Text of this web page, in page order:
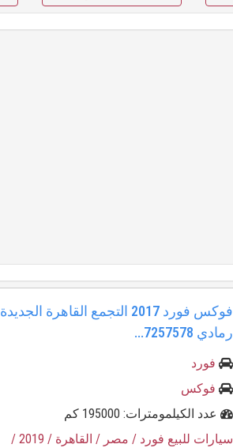
فوكس فورد 2017 التجمع القاهرة الجديدة
رمادي 7257578...
فورد
فوكس
عدد الكيلمومترات: 195000 كم
سيارات للبيع فورد / مصر / القاهرة / 2019
/